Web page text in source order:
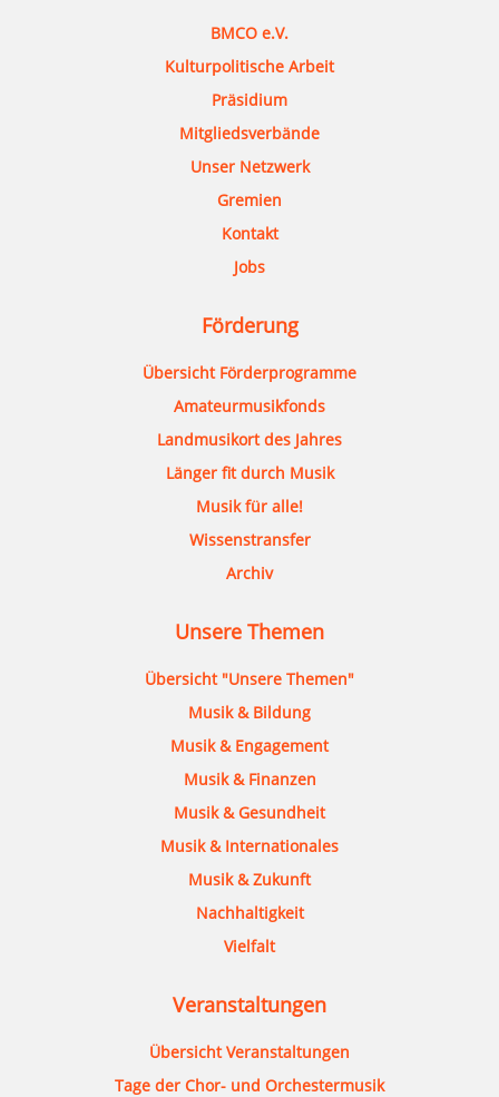
BMCO e.V.
Kulturpolitische Arbeit
Präsidium
Mitgliedsverbände
Unser Netzwerk
Gremien
Kontakt
Jobs
Förderung
Übersicht Förderprogramme
Amateurmusikfonds
Landmusikort des Jahres
Länger fit durch Musik
Musik für alle!
Wissenstransfer
Archiv
Unsere Themen
Übersicht "Unsere Themen"
Musik & Bildung
Musik & Engagement
Musik & Finanzen
Musik & Gesundheit
Musik & Internationales
Musik & Zukunft
Nachhaltigkeit
Vielfalt
Veranstaltungen
Übersicht Veranstaltungen
Tage der Chor- und Orchestermusik